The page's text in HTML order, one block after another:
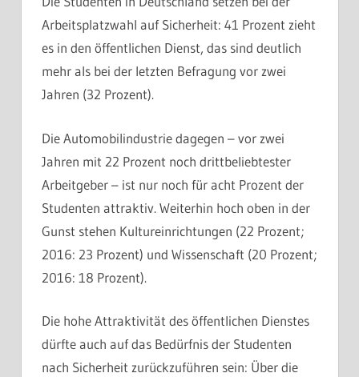
Arbeitsplatzwahl auf Sicherheit: 41 Prozent zieht
es in den öffentlichen Dienst, das sind deutlich
mehr als bei der letzten Befragung vor zwei
Jahren (32 Prozent).
Die Automobilindustrie dagegen – vor zwei
Jahren mit 22 Prozent noch drittbeliebtester
Arbeitgeber – ist nur noch für acht Prozent der
Studenten attraktiv. Weiterhin hoch oben in der
Gunst stehen Kultureinrichtungen (22 Prozent;
2016: 23 Prozent) und Wissenschaft (20 Prozent;
2016: 18 Prozent).
Die hohe Attraktivität des öffentlichen Dienstes
dürfte auch auf das Bedürfnis der Studenten
nach Sicherheit zurückzuführen sein: Über die